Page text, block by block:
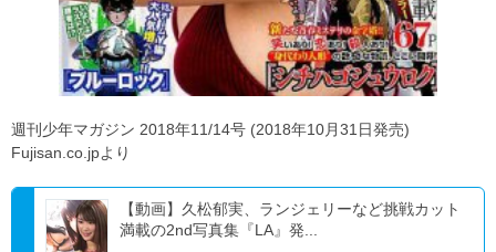
週刊少年マガジン 2018年11/14号 (2018年10月31日発売)
Fujisan.co.jpより
【動画】久松郁実、ランジェリーなど挑戦カット
満載の2nd写真集『LA』発...